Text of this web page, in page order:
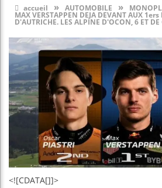
accueil » AUTOMOBILE »
MAX VERSTAPPEN DEJA DEVANT AUX 1ers
D'AUTRICHE. LES ALPINE D'OCON, 6 ET DE
<![CDATA[]]>